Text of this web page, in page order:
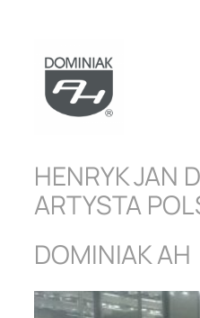
HENRYK JAN
ARTYSTA
DOMINIAK AH